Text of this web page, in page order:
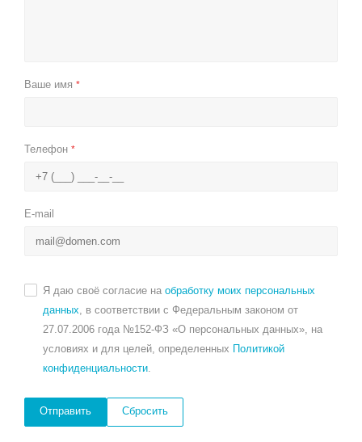
Ваше имя *
Телефон *
E-mail
Я даю своё согласие на обработку моих персональных
данных, в соответствии с Федеральным законом от
27.07.2006 года №152-ФЗ «О персональных данных», на
условиях и для целей, определенных Политикой
конфиденциальности.
Сбросить